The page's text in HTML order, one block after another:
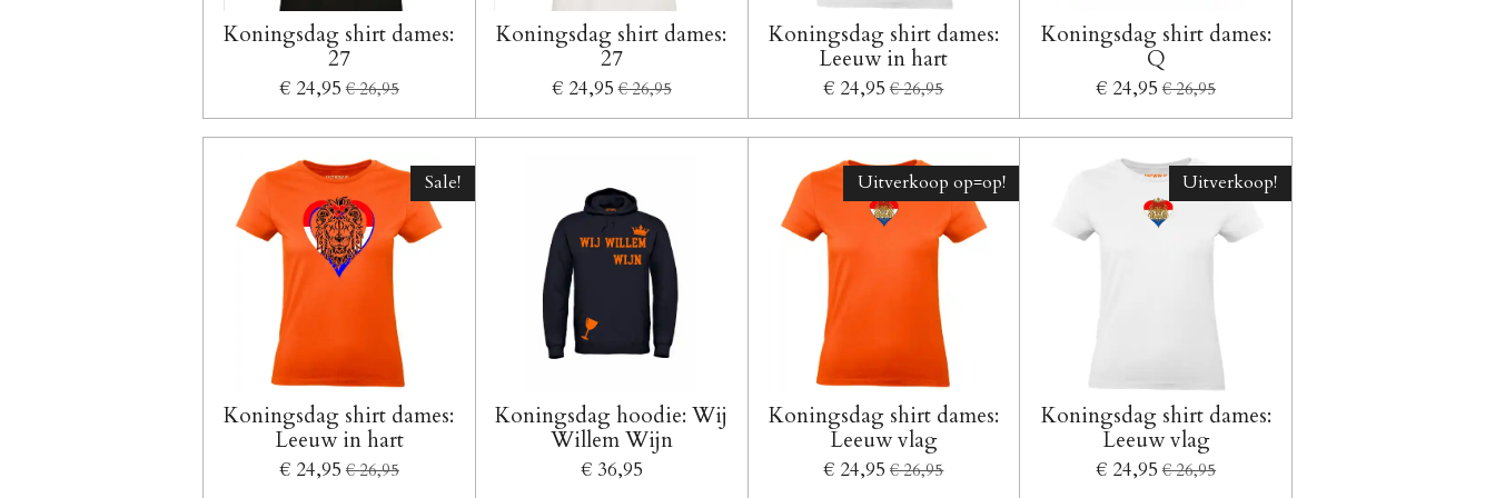
Koningsdag shirt dames:
27
€ 24,95 € 26,95
Koningsdag shirt dames:
27
€ 24,95 € 26,95
Koningsdag shirt dames:
Leeuw in hart
€ 24,95 € 26,95
Koningsdag shirt dames:
Q
€ 24,95 € 26,95
Sale!
Koningsdag shirt dames:
Leeuw in hart
€ 24,95 € 26,95
Koningsdag hoodie: Wij
Willem Wijn
€ 36,95
Uitverkoop op=op!
Koningsdag shirt dames:
Leeuw vlag
€ 24,95 € 26,95
Uitverkoop!
Koningsdag shirt dames:
Leeuw vlag
€ 24,95 € 26,95